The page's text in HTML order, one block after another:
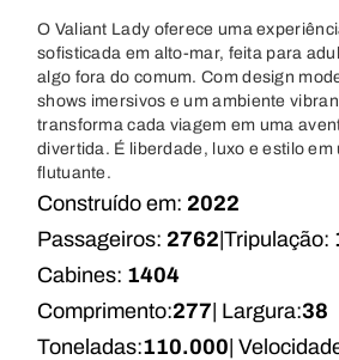
O Valiant Lady oferece uma
sofisticada em alto-mar, feita para
algo fora do comum. Com design
shows imersivos e um ambiente
transforma cada viagem em uma
divertida. É liberdade, luxo e estilo em
flutuante.
Construído em: 2022
Passageiros: 2762 Tripulação:
Cabines: 1404
Comprimento:277 | Largura:38
Toneladas:110.000 |